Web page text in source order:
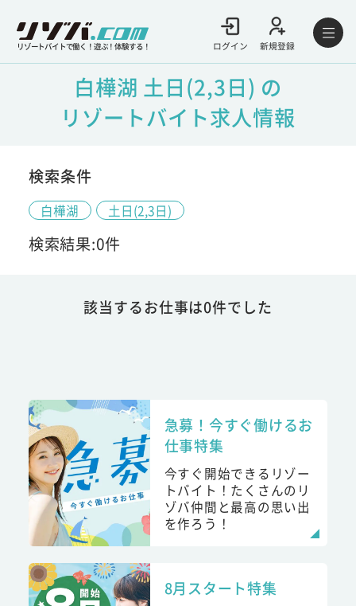
リゾートバイトで働く！遊ぶ！体験する！ ログイン 新規登録
白樺湖 土日(2,3日) の
リゾートバイト求人情報
検索条件
白樺湖 土日(2,3日)
検索結果:0件
該当するお仕事は0件でした
急募！今すぐ働けるお
仕事特集
今すぐ開始できるリゾー
トバイト！たくさんのリ
ゾバ仲間と最高の思い出
を作ろう！
8月スタート特集